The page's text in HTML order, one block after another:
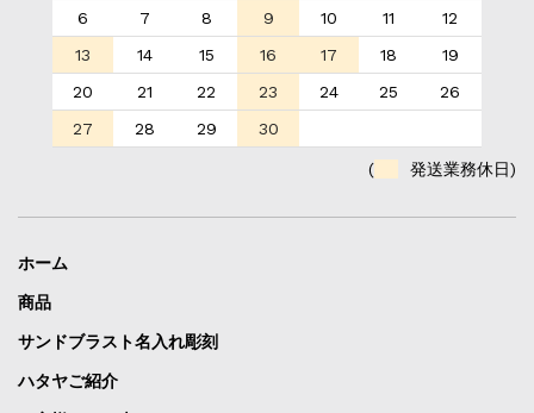
6
7 8 9 10 11
12
13
14 15 16 17 18
19
20
21 22 23 24 25
26
27
28 29 30
( 発送業務休日)
ホーム
商品
サンドブラスト名入れ彫刻
ハタヤご紹介